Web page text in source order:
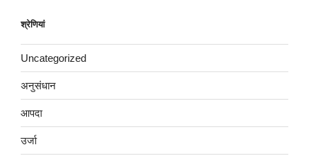
श्रेणियां
Uncategorized
अनुसंधान
आपदा
उर्जा